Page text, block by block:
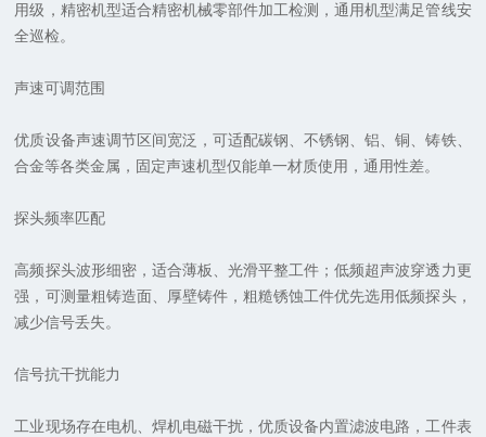
用级，精密机型适合精密机械零部件加工检测，通用机型满足管线安
全巡检。
声速可调范围
优质设备声速调节区间宽泛，可适配碳钢、不锈钢、铝、铜、铸铁、
合金等各类金属，固定声速机型仅能单一材质使用，通用性差。
探头频率匹配
高频探头波形细密，适合薄板、光滑平整工件；低频超声波穿透力更
强，可测量粗铸造面、厚壁铸件，粗糙锈蚀工件优先选用低频探头，
减少信号丢失。
信号抗干扰能力
工业现场存在电机、焊机电磁干扰，优质设备内置滤波电路，工件表